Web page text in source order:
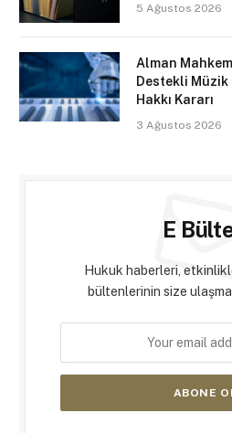
5 Ağustos 2026
Alman
Destekli
Hakkı Kararı
3 Ağustos 2026
E
Hukuk haberleri,
bültenlerinin size